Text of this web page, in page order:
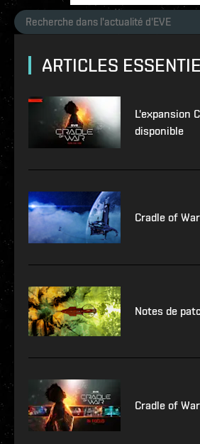
ARTICLES
L'expansion
disponible
Cradle of
Notes de
Cradle of